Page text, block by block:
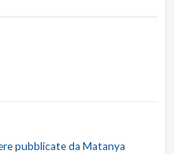
pubblicate da Matanya